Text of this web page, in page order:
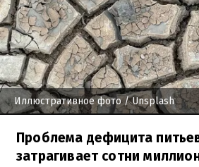
Иллюстративное фото/ Unsplash
Проблема дефицита
затрагивает сотни